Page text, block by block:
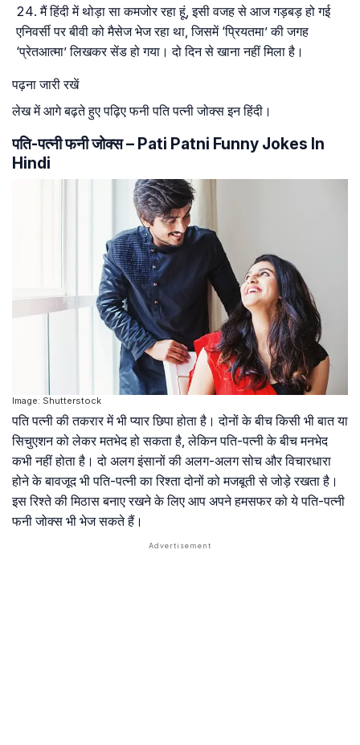
मैं हिंदी में थोड़ा सा कमजोर रहा हूं, इसी वजह से आज गड़बड़ हो गई
एनिवर्सी पर बीवी को मैसेज भेज रहा था, जिसमें ‘प्रियतमा’ की जगह
‘प्रेतआत्मा’ लिखकर सेंड हो गया। दो दिन से खाना नहीं मिला है।
पढ़ना जारी रखें
लेख में आगे बढ़ते हुए पढ़िए फनी पति पत्नी जोक्स इन हिंदी।
पति-पत्नी फनी जोक्स – Pati Patni Funny Jokes In
Hindi
Image: Shutterstock
पति पत्नी की तकरार में भी प्यार छिपा होता है। दोनों के बीच किसी भी बात या
सिचुएशन को लेकर मतभेद हो सकता है, लेकिन पति-पत्नी के बीच मनभेद
कभी नहीं होता है। दो अलग इंसानों की अलग-अलग सोच और विचारधारा
होने के बावजूद भी पति-पत्नी का रिश्ता दोनों को मजबूती से जोड़े रखता है।
इस रिश्ते की मिठास बनाए रखने के लिए आप अपने हमसफर को ये पति-पत्नी
फनी जोक्स भी भेज सकते हैं।